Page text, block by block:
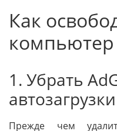
Как
компьютер
1. Убрать
автозагрузки
Прежде чем